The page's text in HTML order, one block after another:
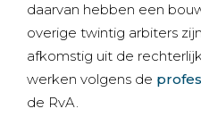
daarvan hebben een
overige twintig arbiters
afkomstig uit de
werken volgens de
de RvA.